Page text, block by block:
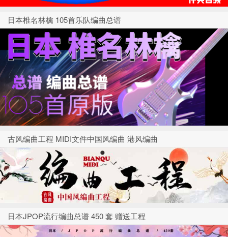
日本椎名林檎 105首乐队编曲总谱
古风编曲工程 MIDI文件中国风编曲 港风编曲
日本JPOP流行编曲总谱 450 套 赠送工程